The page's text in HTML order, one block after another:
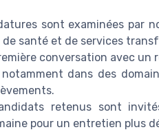
sont examinées par
santé et de services
conversation avec
dans des
retenus sont
pour un entretien plus